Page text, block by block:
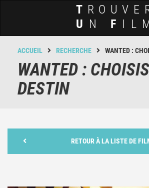
T
U N F
ACCUEIL RECHERCHE WANTED :
WANTED :
DESTIN
RETOUR À LA LISTE DE